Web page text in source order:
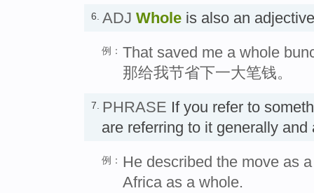
6. ADJ Whole is also an
例： That saved me a whole
那给我节省下一大笔钱。
7. PHRASE If you refer to
are referring to it generally
例： He described the move as
Africa as a whole.